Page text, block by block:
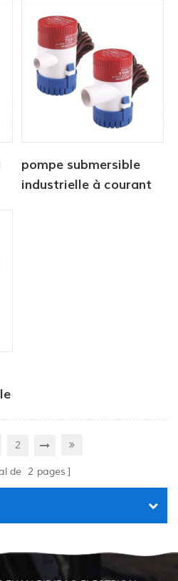
automatique
pompe submersible
industrielle à courant
2
de 2 pages